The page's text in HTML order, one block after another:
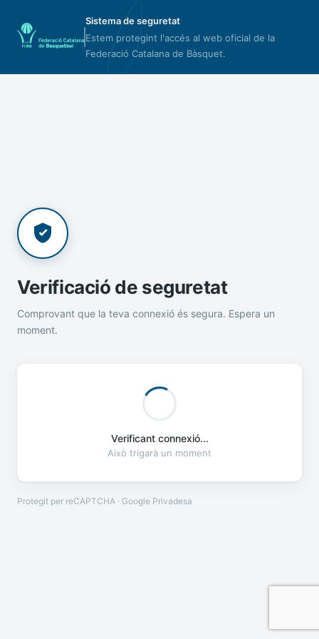
Sistema de seguretat
Estem protegint l'accés al web oficial de la
Federació Catalana de Bàsquet.
Verificació de seguretat
Comprovant que la teva connexió és segura. Espera un
moment.
Verificant connexió...
Això trigarà un moment
Protegit per reCAPTCHA · Google Privadesa